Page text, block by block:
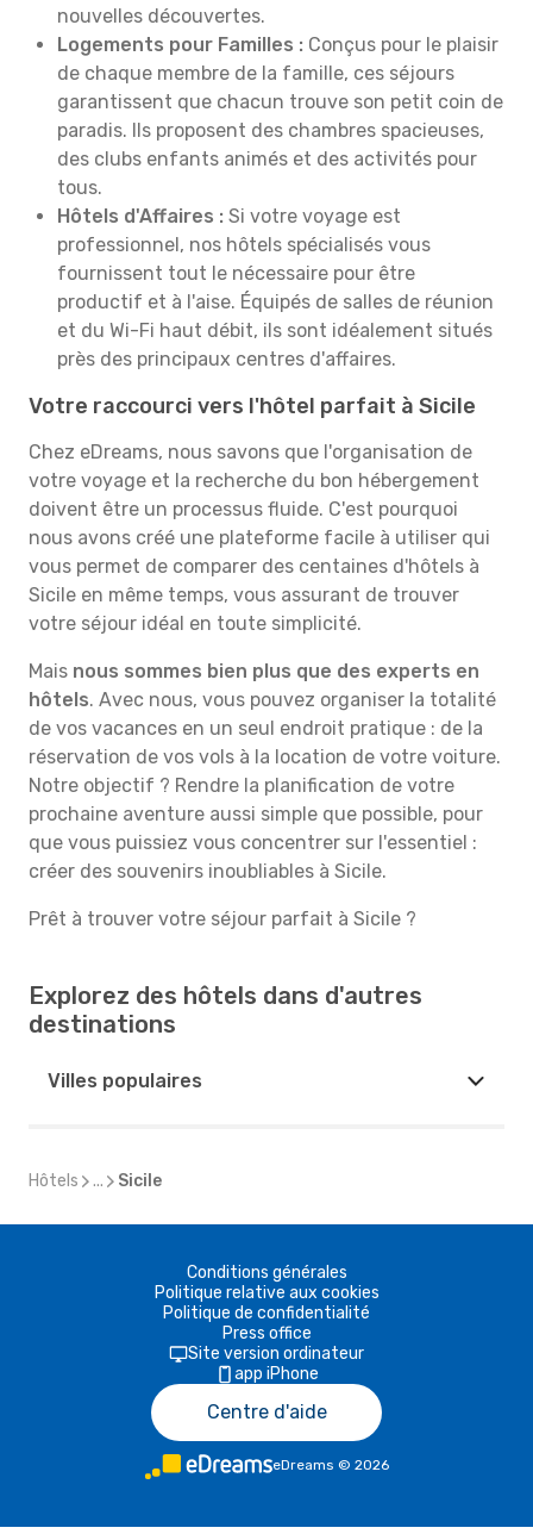
nouvelles découvertes.
Logements pour Familles : Conçus pour le plaisir
de chaque membre de la famille, ces séjours
garantissent que chacun trouve son petit coin de
paradis. Ils proposent des chambres spacieuses,
des clubs enfants animés et des activités pour
tous.
Hôtels d'Affaires : Si votre voyage est
professionnel, nos hôtels spécialisés vous
fournissent tout le nécessaire pour être
productif et à l'aise. Équipés de salles de réunion
et du Wi-Fi haut débit, ils sont idéalement situés
près des principaux centres d'affaires.
Votre raccourci vers l'hôtel parfait à Sicile
Chez eDreams, nous savons que l'organisation de
votre voyage et la recherche du bon hébergement
doivent être un processus fluide. C'est pourquoi
nous avons créé une plateforme facile à utiliser qui
vous permet de comparer des centaines d'hôtels à
Sicile en même temps, vous assurant de trouver
votre séjour idéal en toute simplicité.
Mais nous sommes bien plus que des experts en
hôtels. Avec nous, vous pouvez organiser la totalité
de vos vacances en un seul endroit pratique : de la
réservation de vos vols à la location de votre voiture.
Notre objectif ? Rendre la planification de votre
prochaine aventure aussi simple que possible, pour
que vous puissiez vous concentrer sur l'essentiel :
créer des souvenirs inoubliables à Sicile.
Prêt à trouver votre séjour parfait à Sicile ?
Explorez des hôtels dans d'autres
destinations
Villes populaires
Hôtels ... Sicile
Conditions générales
Politique relative aux cookies
Politique de confidentialité
Press office
Site version ordinateur
app iPhone
Centre d'aide
eDreams © 2026